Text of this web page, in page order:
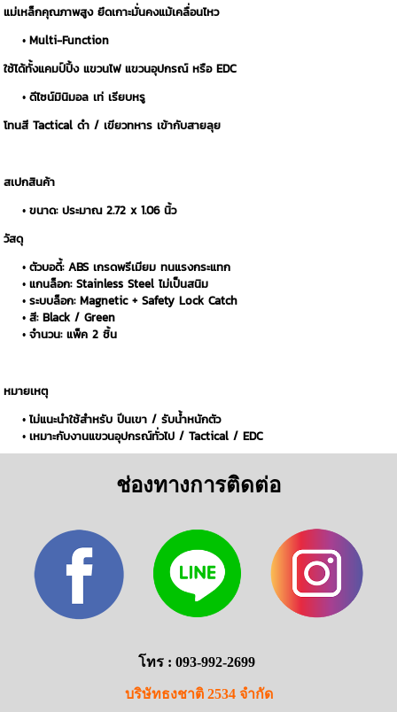
แม่เหล็กคุณภาพสูง ยึดเกาะมั่นคงแม้เคลื่อนไหว
Multi-Function
ใช้ได้ทั้งแคมป์ปิ้ง แขวนไฟ แขวนอุปกรณ์ หรือ EDC
ดีไซน์มินิมอล เท่ เรียบหรู
โทนสี Tactical ดำ / เขียวทหาร เข้ากับสายลุย
สเปกสินค้า
ขนาด: ประมาณ 2.72 x 1.06 นิ้ว
วัสดุ
ตัวบอดี้: ABS เกรดพรีเมียม ทนแรงกระแทก
แกนล็อก: Stainless Steel ไม่เป็นสนิม
ระบบล็อก: Magnetic + Safety Lock Catch
สี: Black / Green
จำนวน: แพ็ค 2 ชิ้น
หมายเหตุ
ไม่แนะนำใช้สำหรับ ปีนเขา / รับน้ำหนักตัว
เหมาะกับงานแขวนอุปกรณ์ทั่วไป / Tactical / EDC
ช่องทางการติดต่อ
โทร : 093-992-2699
บริษัทธงชาติ 2534 จำกัด